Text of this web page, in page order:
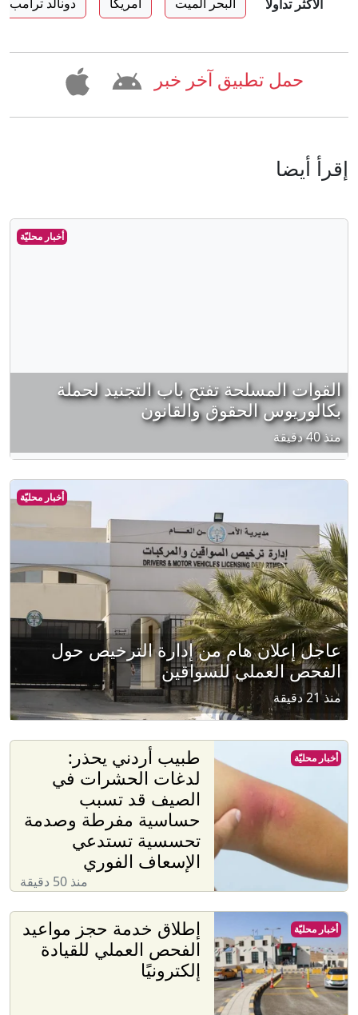
الأكثر تداولا
حمل تطبيق آخر خبر
إقرأ أيضا
أخبار محليّة
القوات المسلحة تفتح باب التجنيد لحملة
منذ 40 دقيقة
عاجل إعلان هام من إدارة الترخيص حول
الفحص العملي للسواقين
منذ 21 دقيقة
طبيب أردني يحذر:
لدغات الحشرات في
الصيف قد تسبب
حساسية مفرطة وصدمة
تحسسية تستدعي
الإسعاف الفوري
منذ 50 دقيقة
أخبار محليّة
إطلاق خدمة حجز مواعيد
الفحص العملي للقيادة
إلكترونيًا
منذ 21 دقيقة
أخبار محليّة
إيران.. اتفاق وشيك بشأن
هرمز ومقتل جنديين
إسرائيليين بجنوب لبنان
منذ 8 دقائق
فيديو ردة فعل ترامب
أخبار عالميّة